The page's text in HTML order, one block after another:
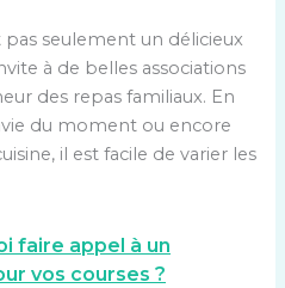
seulement un délicieux
à de belles associations
des repas familiaux. En
du moment ou encore
il est facile de varier les
faire appel à un
vos courses ?